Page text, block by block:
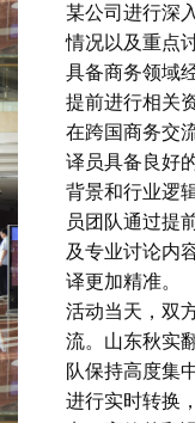
某公司进行深
情况以及重点
具备商务领域
提前进行相关
在跨国商务交
译员具备良好
背景和行业逻
员团队通过提
及专业讨论内
译更加精准。
活动当天，双
流。山东秋实
队保持高度集
进行实时转换